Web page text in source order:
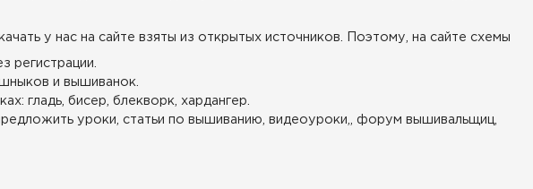
у нас на сайте взяты из открытых источников. Поэтому, на сайте схемы
регистрации.
и вышиванок.
гладь, бисер, блекворк, хардангер.
уроки, статьи по вышиванию, видеоуроки,, форум вышивальщиц,